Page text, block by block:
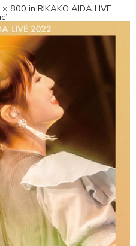
× 800 in RIKAKO AIDA LIVE